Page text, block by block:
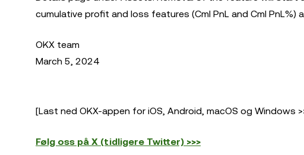
cumulative profit and loss features (Cml PnL and Cml PnL%)
OKX team
March 5, 2024
[Last ned OKX-appen for iOS, Android, macOS og Windows
Følg oss på X (tidligere Twitter) >>>